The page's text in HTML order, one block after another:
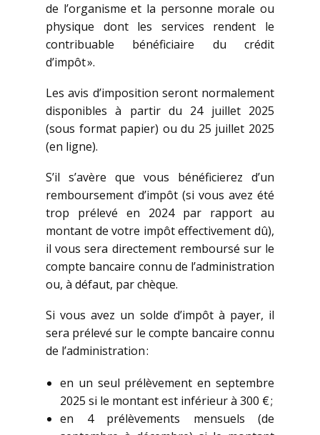
de l’organisme et la personne morale ou
physique dont les services rendent le
contribuable bénéficiaire du crédit
d’impôt ».
Les avis d’imposition seront normalement
disponibles à partir du 24 juillet 2025
(sous format papier) ou du 25 juillet 2025
(en ligne).
S’il s’avère que vous bénéficierez d’un
remboursement d’impôt (si vous avez été
trop prélevé en 2024 par rapport au
montant de votre impôt effectivement dû),
il vous sera directement remboursé sur le
compte bancaire connu de l’administration
ou, à défaut, par chèque.
Si vous avez un solde d’impôt à payer, il
sera prélevé sur le compte bancaire connu
de l’administration :
en un seul prélèvement en septembre
2025 si le montant est inférieur à 300 € ;
en 4 prélèvements mensuels (de